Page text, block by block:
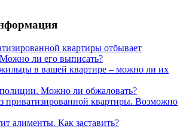
квартиры отбывает
ли его выписать?
в вашей квартире – можно ли их
полиции. Можно ли обжаловать?
приватизированной квартиры. Возможно
алименты. Как заставить?